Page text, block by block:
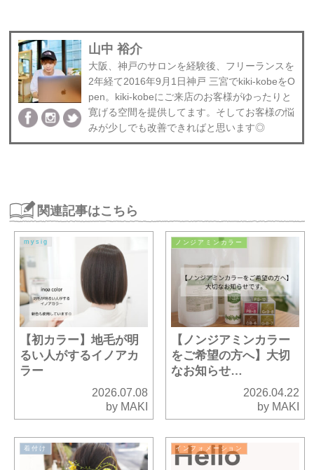
山中 裕介
大阪、神戸のサロンを経験後、フリーランスを
2年経て2016年9月1日神戸 三宮でkiki-kobeをO
pen。kiki-kobeにご来店のお客様がゆったりと
寛げる空間を提供してます。そしてお客様の悩
みが少しでも改善できればと思います◎
関連記事はこちら
mysig
【初カラー】地毛が明
るい人がするイノアカ
ラー
2026.07.08
by MAKI
ノンジアミンカラー
【ノンジアミンカラー
をご希望の方へ】大切
なお知らせ…
2026.04.22
by MAKI
着付け インフォメーション